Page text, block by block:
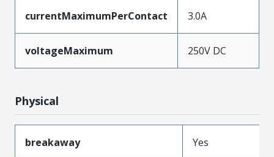
currentMaximumPerContact 3.0A
voltageMaximum 250V DC
Physical
breakaway Yes